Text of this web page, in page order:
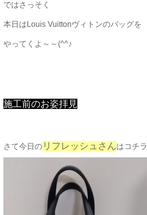
ではさっそく
本日はLouis Vuittonヴィトンのバッグを
やってくよ～～(^^♪
施工前のお姿拝見
さて今日のリフレッシュさんはコチラ